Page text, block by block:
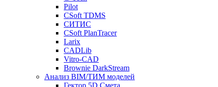
Pilot
CSoft TDMS
СИТИС
CSoft PlanTracer
Larix
CADLib
Vitro-CAD
Brownie DarkStream
Анализ BIM/ТИМ моделей
Гектор 5D Смета